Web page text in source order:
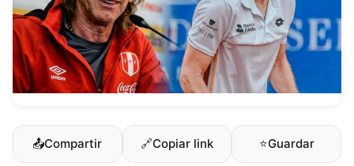
📤Compartir 🔗Copiar link ⭐Guardar